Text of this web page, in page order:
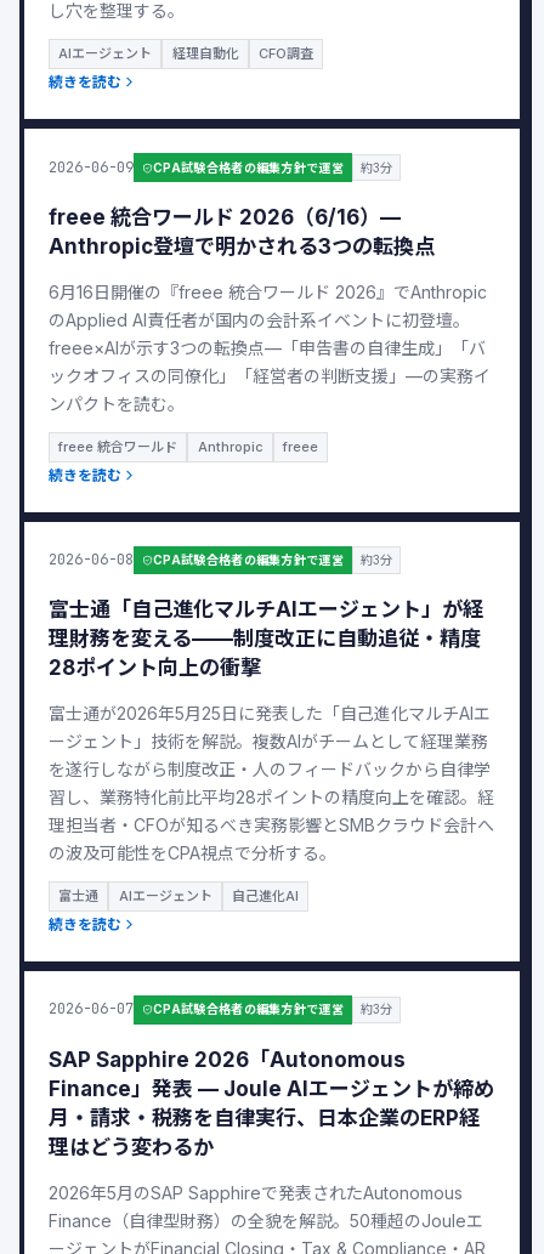
し穴を整理する。
AIエージェント 経理自動化 CFO調査
続きを読む
2026-06-09 CPA試験合格者の編集方針で運営 約3分
freee 統合ワールド 2026（6/16）—
Anthropic登壇で明かされる3つの転換点
6月16日開催の『freee 統合ワールド 2026』でAnthropic
のApplied AI責任者が国内の会計系イベントに初登壇。
freee×AIが示す3つの転換点—「申告書の自律生成」「バ
ックオフィスの同僚化」「経営者の判断支援」—の実務イ
ンパクトを読む。
freee 統合ワールド Anthropic freee
続きを読む
2026-06-08 CPA試験合格者の編集方針で運営 約3分
富士通「自己進化マルチAIエージェント」が経
理財務を変える——制度改正に自動追従・精度
28ポイント向上の衝撃
富士通が2026年5月25日に発表した「自己進化マルチAIエ
ージェント」技術を解説。複数AIがチームとして経理業務
を遂行しながら制度改正・人のフィードバックから自律学
習し、業務特化前比平均28ポイントの精度向上を確認。経
理担当者・CFOが知るべき実務影響とSMBクラウド会計へ
の波及可能性をCPA視点で分析する。
富士通 AIエージェント 自己進化AI
続きを読む
2026-06-07 CPA試験合格者の編集方針で運営 約3分
SAP Sapphire 2026「Autonomous
Finance」発表 — Joule AIエージェントが締め
月・請求・税務を自律実行、日本企業のERP経
理はどう変わるか
2026年5月のSAP Sapphireで発表されたAutonomous
Finance（自律型財務）の全貌を解説。50種超のJouleエ
ージェントがFinancial Closing・Tax & Compliance・AR